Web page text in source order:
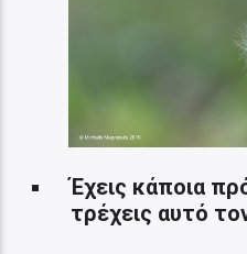
Έχεις κάποια
τρέχεις αυτό